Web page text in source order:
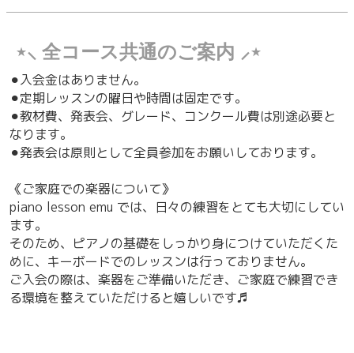
⋆⸜ 全コース共通のご案内 ⸝⋆
⚫︎入会金はありません。
⚫︎定期レッスンの曜日や時間は固定です。
⚫︎教材費、発表会、グレード、コンクール費は別途必要と
なります。
⚫︎発表会は原則として全員参加をお願いしております。
《ご家庭での楽器について》
piano lesson emu では、日々の練習をとても大切にしてい
ます。
そのため、ピアノの基礎をしっかり身につけていただくた
めに、キーボードでのレッスンは行っておりません。
ご入会の際は、楽器をご準備いただき、ご家庭で練習でき
る環境を整えていただけると嬉しいです♬